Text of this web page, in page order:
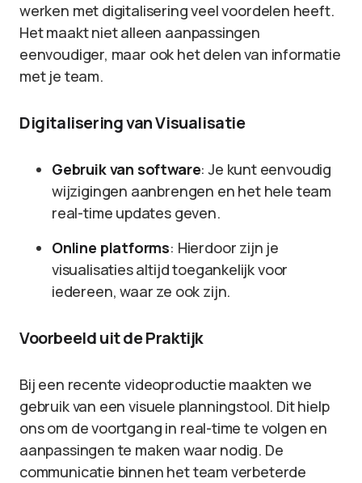
werken met digitalisering veel voordelen heeft.
Het maakt niet alleen aanpassingen
eenvoudiger, maar ook het delen van informatie
met je team.
Digitalisering van Visualisatie
Gebruik van software: Je kunt eenvoudig
wijzigingen aanbrengen en het hele team
real-time updates geven.
Online platforms: Hierdoor zijn je
visualisaties altijd toegankelijk voor
iedereen, waar ze ook zijn.
Voorbeeld uit de Praktijk
Bij een recente videoproductie maakten we
gebruik van een visuele planningstool. Dit hielp
ons om de voortgang in real-time te volgen en
aanpassingen te maken waar nodig. De
communicatie binnen het team verbeterde